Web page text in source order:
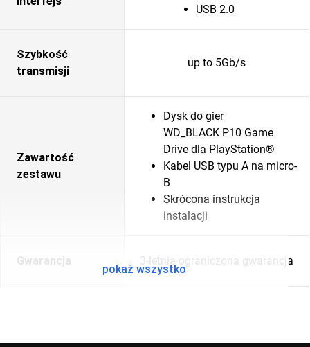
USB 2.0
Szybkość
transmisji
up to 5Gb/s
Zawartość
zestawu
Dysk do gier
WD_BLACK P10 Game
Drive dla PlayStation®
Kabel USB typu A na micro-
B
Skrócona instrukcja
instalacji
Gwarancja 3-letnia ograniczona gwarancja
pokaż wszystko